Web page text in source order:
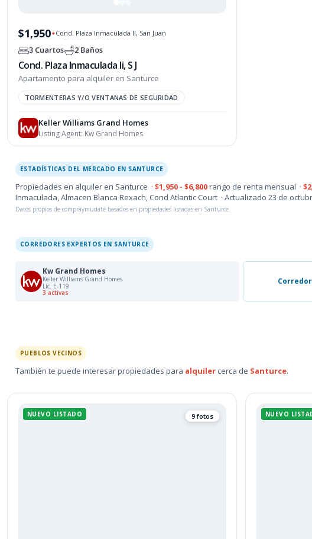
$1,950✦Cond. Plaza Inmaculada II, San Juan
3 Cuartos 2 Baños
Cond. Plaza Inmaculada Ii, S J
Apartamento para alquiler en Santurce
TORMENTERAS Y/O VENTANAS DE SEGURIDAD
Keller Williams Grand Homes
Listing Agent: Kw Grand Homes
ESTADÍSTICAS DEL MERCADO EN SANTURCE
Propiedades en alquiler en Santurce · $1,950 - $6,800rango de renta mensual ·
Inmaculada, Almacen Blanca Rexach, Cond Atlantic Court · Actualizado 23 de
Datos propios de compraymudate basados en propiedades listadas en Santurce.
CORREDORES EXPERTOS EN SANTURCE
Kw Grand Homes
Keller Williams Grand Homes
Lic. E-119
3 activas
PUEBLOS VECINOS
También te puede interesar propiedades para alquiler cerca de Santurce.
NUEVO LISTADO 9 fotos NUEVO